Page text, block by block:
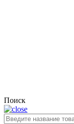
Поиск